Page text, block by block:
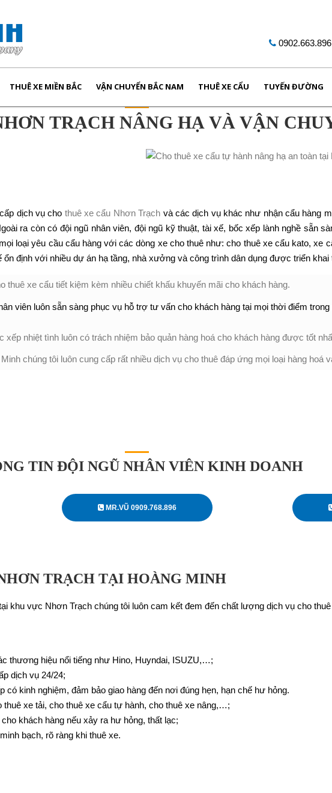
0902.663.896
THUÊ XE MIỀN BẮC VẬN CHUYỂN BẮC NAM THUÊ XE CẨU TUYẾN ĐƯỜNG
TRẠCH NÂNG HẠ VÀ VẬN
dịch vụ cho thuê xe cẩu Nhơn Trạch và các dịch vụ khác như nhận cẩu hàng
ra còn có đội ngũ nhân viên, đội ngũ kỹ thuật, tài xế, bốc xếp lành nghề sẵn
loại yêu cầu cẩu hàng với các dòng xe cho thuê như: cho thuê xe cẩu kato, xe
ổn định với nhiều dự án hạ tầng, nhà xưởng và công trình dân dụng được triển
thuê xe cẩu tiết kiệm kèm nhiều chiết khấu khuyến mãi cho khách hàng.
viên luôn sẵn sàng phục vụ hỗ trợ tư vấn cho khách hàng tại mọi thời điểm trong
xếp nhiệt tình luôn có trách nhiệm bảo quản hàng hoá cho khách hàng được tốt
Minh chúng tôi luôn cung cấp rất nhiều dịch vụ cho thuê đáp ứng mọi loại hàng hoá
TIN ĐỘI NGŨ NHÂN VIÊN KINH DOANH
MR.VŨ 0909.768.896
TRẠCH TẠI HOÀNG MINH
khu vực Nhơn Trạch chúng tôi luôn cam kết đem đến chất lượng dịch vụ cho
thương hiệu nổi tiếng như Hino, Huyndai, ISUZU,…;
dịch vụ 24/24;
có kinh nghiệm, đảm bảo giao hàng đến nơi đúng hẹn, hạn chế hư hỏng.
xe tải, cho thuê xe cẩu tự hành, cho thuê xe nâng,…;
khách hàng nếu xảy ra hư hỏng, thất lạc;
bạch, rõ ràng khi thuê xe.